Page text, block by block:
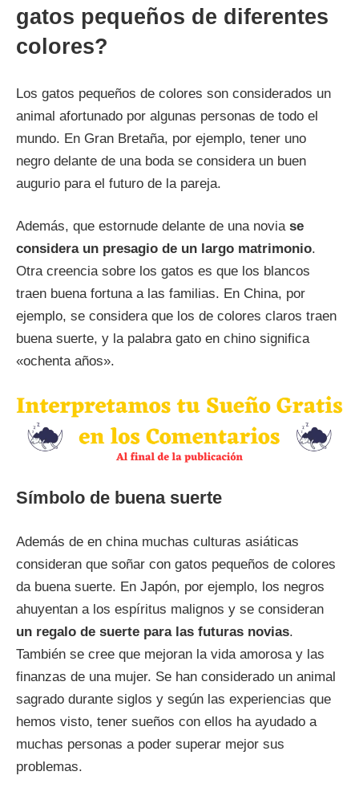
gatos pequeños de diferentes
colores?
Los gatos pequeños de colores son considerados un
animal afortunado por algunas personas de todo el
mundo. En Gran Bretaña, por ejemplo, tener uno
negro delante de una boda se considera un buen
augurio para el futuro de la pareja.
Además, que estornude delante de una novia se
considera un presagio de un largo matrimonio.
Otra creencia sobre los gatos es que los blancos
traen buena fortuna a las familias. En China, por
ejemplo, se considera que los de colores claros traen
buena suerte, y la palabra gato en chino significa
«ochenta años».
Símbolo de buena suerte
Además de en china muchas culturas asiáticas
consideran que soñar con gatos pequeños de colores
da buena suerte. En Japón, por ejemplo, los negros
ahuyentan a los espíritus malignos y se consideran
un regalo de suerte para las futuras novias.
También se cree que mejoran la vida amorosa y las
finanzas de una mujer. Se han considerado un animal
sagrado durante siglos y según las experiencias que
hemos visto, tener sueños con ellos ha ayudado a
muchas personas a poder superar mejor sus
problemas.